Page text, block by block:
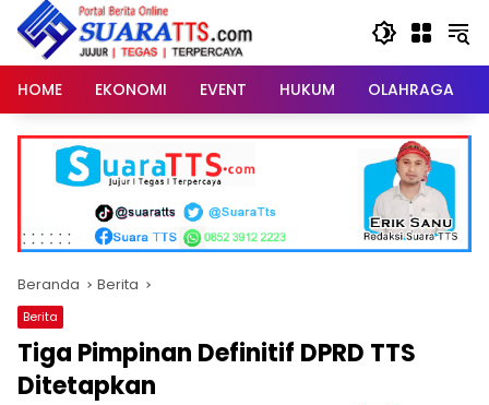
Langsung
konten
HOME
EKONOMI EVENT HUKUM OLAHRAGA
Beranda Berita
Berita
Tiga Pimpinan Definitif DPRD TTS
Ditetapkan